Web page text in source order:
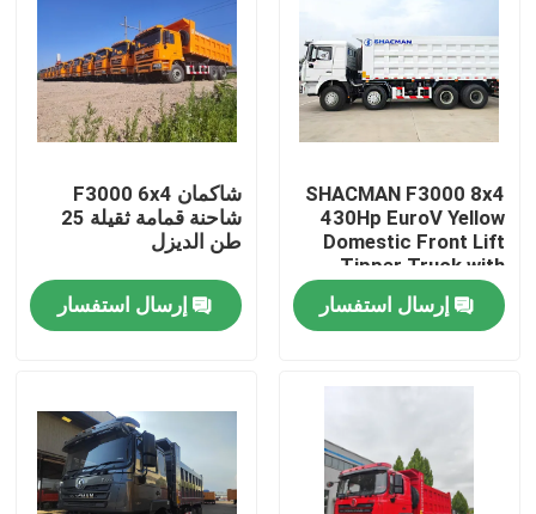
المنتجات
SHACMAN F3000 8x4
430Hp EuroV Yellow
Domestic Front Lift
Tipper Truck with
300L Fuel Tank and
12.00R20 Tires
إرسال استفسار
شاكمان F3000 6x4
شاحنة قمامة ثقيلة 25
طن الديزل
إرسال استفسار